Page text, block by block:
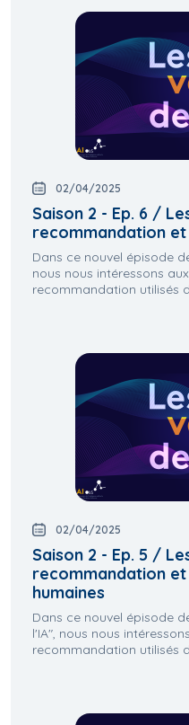
02/04/2025
Saison 2 - Ep. 6 /
recommandation
Dans ce nouvel épisode
nous nous intéressons
recommandation utilisés
02/04/2025
Saison 2 - Ep. 5 /
recommandation
humaines
Dans ce nouvel épisode
l'IA", nous nous
recommandation utilisés